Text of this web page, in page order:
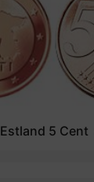
Estland 5 Cent